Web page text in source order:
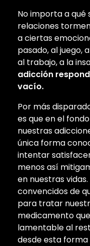
No importa a qué
relaciones
a ciertas
pasado, al juego,
al trabajo, a la
adicción
vacío.
Por más
es que en el
nuestras
única forma
intentar
menos así
en nuestras
convencidos de
para tratar
medicamento
lamentable al
desde esta forma